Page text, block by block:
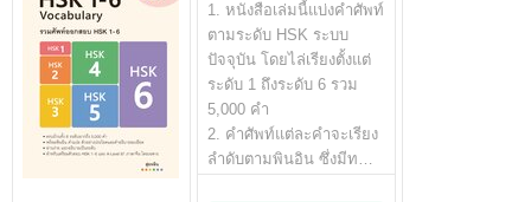
1. หนังสือเล่มนี้แบ่งคำศัพท์
ตามระดับ HSK ระบบ
ปัจจุบัน โดยไล่เรียงตั้งแต่
ระดับ 1 ถึงระดับ 6 รวม
5,000 คำ
2. คำศัพท์แต่ละคำจะเรียง
ลำดับตามพินอิน ซึ่งมีท…